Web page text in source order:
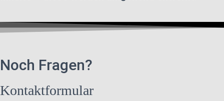
Noch Fragen?
Kontaktformular